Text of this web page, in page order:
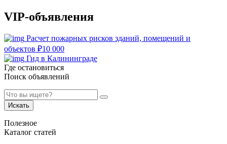
VIP-объявления
Расчет пожарных рисков зданий, помещений и
объектов ₽10 000
Гид в Калининграде
Где остановиться
Поиск объявлений
Искать
Полезное
Каталог статей